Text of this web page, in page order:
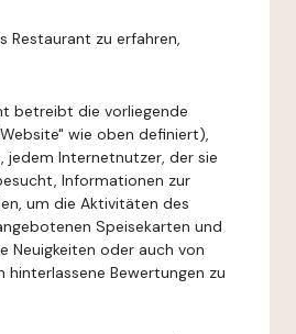
Restaurant zu erfahren,
betreibt die vorliegende
wie oben definiert),
jedem Internetnutzer, der sie
Informationen zur
um die Aktivitäten des
Speisekarten und
Neuigkeiten oder auch von
hinterlassene Bewertungen zu